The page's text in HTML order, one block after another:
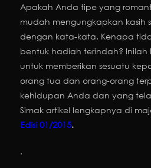
Apakah Anda tipe yang
mudah mengungkapkan kasih
dengan kata-kata. Kenapa
bentuk hadiah terindah? Inilah
untuk memberikan sesuatu
orang tua dan orang-orang
kehidupan Anda dan yang
Simak artikel lengkapnya di
Edisi 01/2015.
.